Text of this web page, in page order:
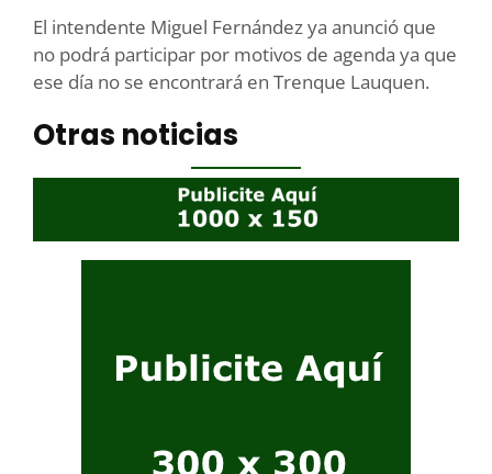
El intendente Miguel Fernández ya anunció que
no podrá participar por motivos de agenda ya que
ese día no se encontrará en Trenque Lauquen.
Otras noticias